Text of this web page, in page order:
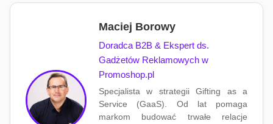
Maciej Borowy
Doradca B2B & Ekspert ds.
Gadżetów Reklamowych w
Promoshop.pl
Specjalista w strategii Gifting as a
Service (GaaS). Od lat pomaga
markom budować trwałe relacje